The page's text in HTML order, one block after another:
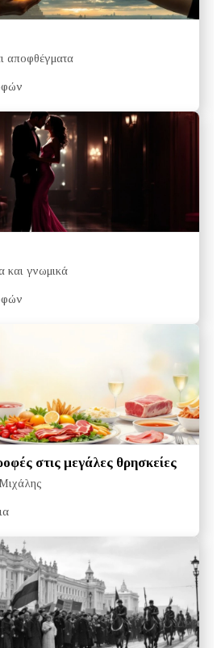
αποφθέγματα
και γνωμικά
στις μεγάλες θρησκείες